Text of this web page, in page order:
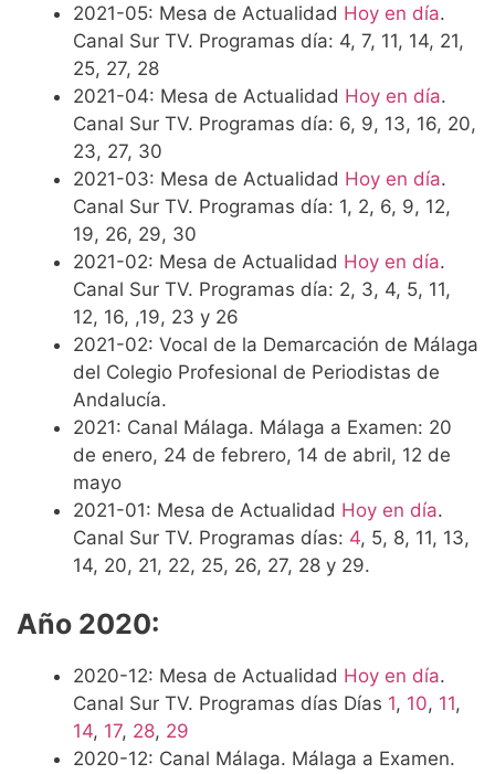
2021-05: Mesa de Actualidad Hoy en día.
Canal Sur TV. Programas día: 4, 7, 11, 14, 21,
25, 27, 28
2021-04: Mesa de Actualidad Hoy en día.
Canal Sur TV. Programas día: 6, 9, 13, 16, 20,
23, 27, 30
2021-03: Mesa de Actualidad Hoy en día.
Canal Sur TV. Programas día: 1, 2, 6, 9, 12,
19, 26, 29, 30
2021-02: Mesa de Actualidad Hoy en día.
Canal Sur TV. Programas día: 2, 3, 4, 5, 11,
12, 16, ,19, 23 y 26
2021-02: Vocal de la Demarcación de Málaga
del Colegio Profesional de Periodistas de
Andalucía.
2021: Canal Málaga. Málaga a Examen: 20
de enero, 24 de febrero, 14 de abril, 12 de
mayo
2021-01: Mesa de Actualidad Hoy en día.
Canal Sur TV. Programas días: 4, 5, 8, 11, 13,
14, 20, 21, 22, 25, 26, 27, 28 y 29.
Año 2020:
2020-12: Mesa de Actualidad Hoy en día.
Canal Sur TV. Programas días Días 1, 10, 11,
14, 17, 28, 29
2020-12: Canal Málaga. Málaga a Examen.